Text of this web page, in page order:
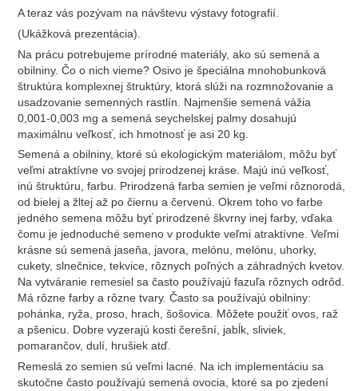
A teraz vás pozývam na návštevu výstavy fotografií.
(Ukážková prezentácia).
Na prácu potrebujeme prírodné materiály, ako sú semená a
obilniny. Čo o nich vieme? Osivo je špeciálna mnohobunková
štruktúra komplexnej štruktúry, ktorá slúži na rozmnožovanie a
usadzovanie semenných rastlín. Najmenšie semená vážia
0,001-0,003 mg a semená seychelskej palmy dosahujú
maximálnu veľkosť, ich hmotnosť je asi 20 kg.
Semená a obilniny, ktoré sú ekologickým materiálom, môžu byť
veľmi atraktívne vo svojej prirodzenej kráse. Majú inú veľkosť,
inú štruktúru, farbu. Prirodzená farba semien je veľmi rôznorodá,
od bielej a žltej až po čiernu a červenú. Okrem toho vo farbe
jedného semena môžu byť prirodzené škvrny inej farby, vďaka
čomu je jednoduché semeno v produkte veľmi atraktívne. Veľmi
krásne sú semená jaseňa, javora, melónu, melónu, uhorky,
cukety, slnečnice, tekvice, rôznych poľných a záhradných kvetov.
Na vytváranie remesiel sa často používajú fazuľa rôznych odrôd.
Má rôzne farby a rôzne tvary. Často sa používajú obilniny:
pohánka, ryža, proso, hrach, šošovica. Môžete použiť ovos, raž
a pšenicu. Dobre vyzerajú kosti čerešní, jabĺk, sliviek,
pomarančov, dulí, hrušiek atď.
Remeslá zo semien sú veľmi lacné. Na ich implementáciu sa
skutočne často používajú semená ovocia, ktoré sa po zjedení